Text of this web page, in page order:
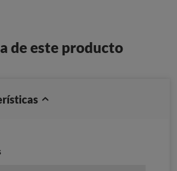
de este producto